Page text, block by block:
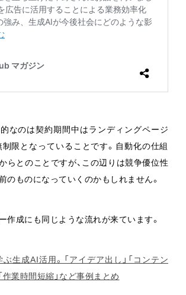
なのは契約期間中はランディングページ
制限となっていることです。自動化の仕組
らとのことですが、この辺りは競争優位性
のものになっていくのかもしれません。
作成にも同じような流れが来ています。
生成AI活用。「アイデア出し」「コンテン
作業時間短縮」など事例まとめ